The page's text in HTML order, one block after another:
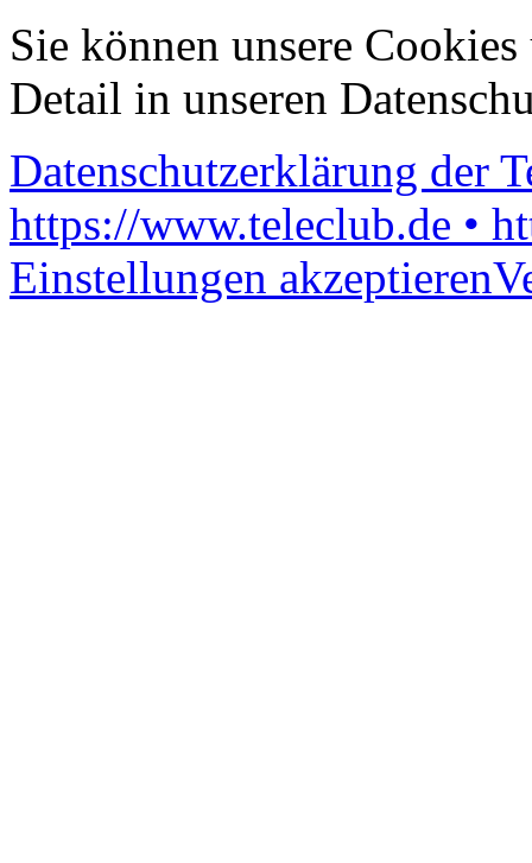
Sie können unsere
Detail in unseren
Datenschutzerklärung der
https://www.teleclub.de •
Einstellungen akzeptieren